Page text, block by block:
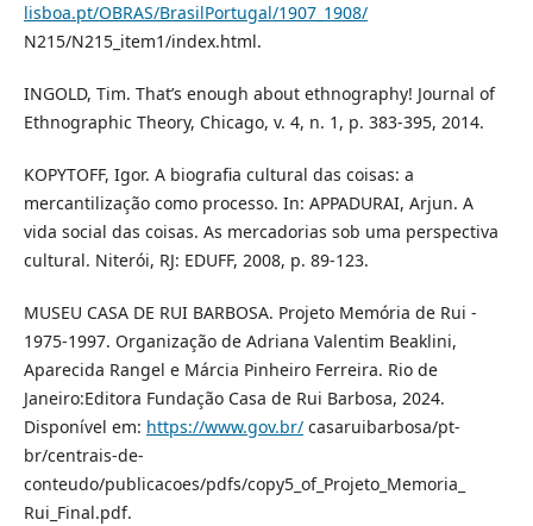
lisboa.pt/OBRAS/BrasilPortugal/1907_1908/
N215/N215_item1/index.html.
INGOLD, Tim. That’s enough about ethnography! Journal of
Ethnographic Theory, Chicago, v. 4, n. 1, p. 383-395, 2014.
KOPYTOFF, Igor. A biografia cultural das coisas: a
mercantilização como processo. In: APPADURAI, Arjun. A
vida social das coisas. As mercadorias sob uma perspectiva
cultural. Niterói, RJ: EDUFF, 2008, p. 89-123.
MUSEU CASA DE RUI BARBOSA. Projeto Memória de Rui -
1975-1997. Organização de Adriana Valentim Beaklini,
Aparecida Rangel e Márcia Pinheiro Ferreira. Rio de
Janeiro:Editora Fundação Casa de Rui Barbosa, 2024.
Disponível em: https://www.gov.br/casaruibarbosa/pt-
br/centrais-de-
conteudo/publicacoes/pdfs/copy5_of_Projeto_Memoria_
Rui_Final.pdf.